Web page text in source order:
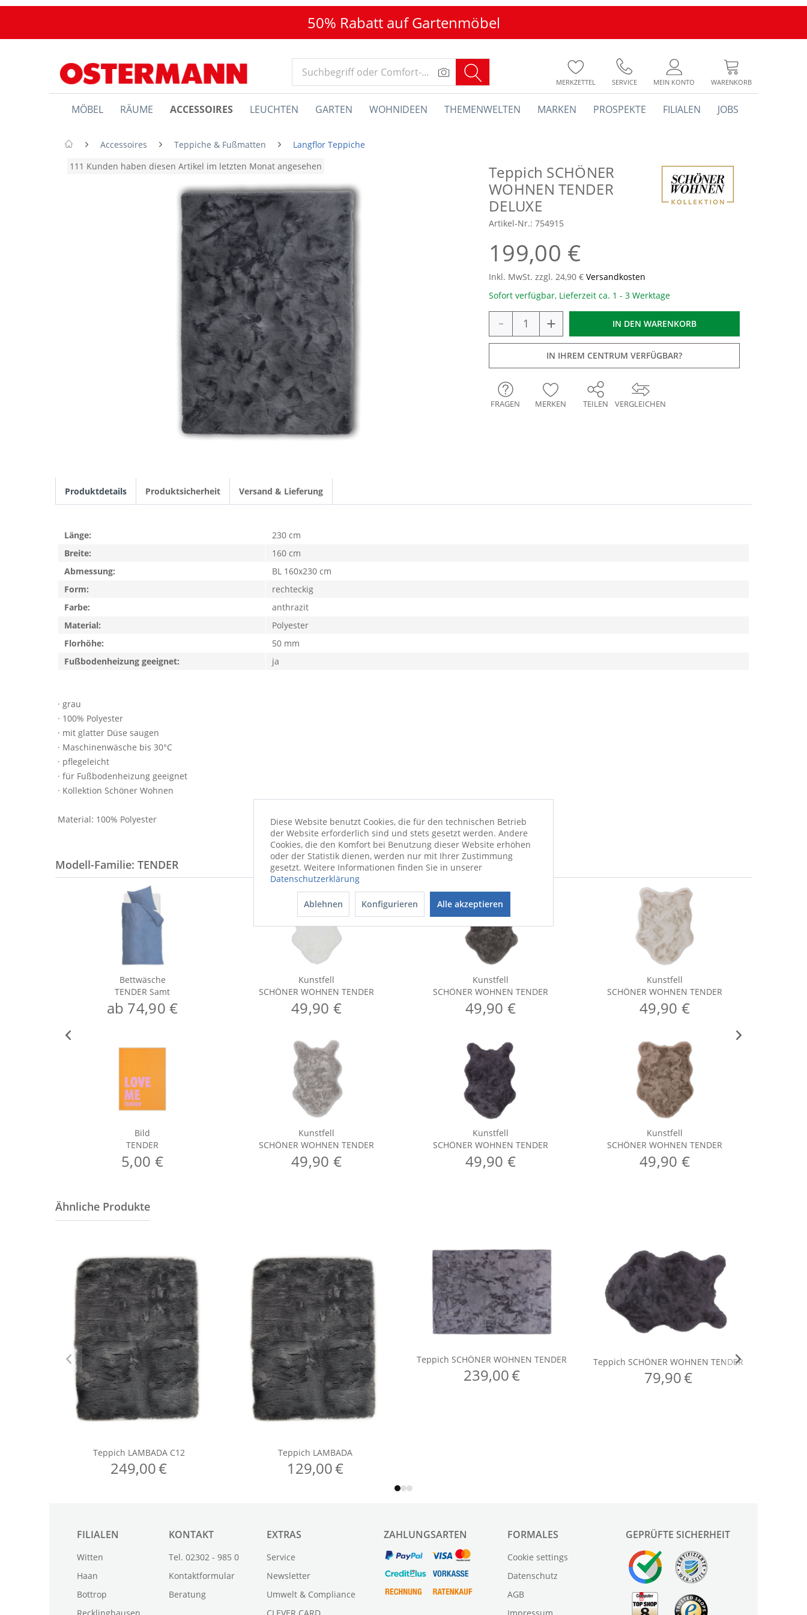
50% Rabatt auf Gartenmöbel
MERKZETTEL SERVICE MEIN KONTO WARENKORB
MÖBEL RÄUME ACCESSOIRES LEUCHTEN GARTEN WOHNIDEEN THEMENWELTEN MARKEN PROSPEKTE FILIALEN JOBS
Accessoires Teppiche & Fußmatten
Langflor Teppiche
111 Kunden haben diesen Artikel im letzten Monat angesehen
Teppich SCHÖNER
WOHNEN TENDER
DELUXE
Artikel-Nr.: 754915
199,00 €
Inkl. MwSt. zzgl. 24,90 € Versandkosten
Sofort verfügbar, Lieferzeit ca. 1 - 3 Werktage
- + IN DEN WARENKORB
IN IHREM CENTRUM VERFÜGBAR?
VERGLEICHEN
FRAGEN MERKEN TEILEN
Produktdetails Produktsicherheit Versand & Lieferung
· grau
· 100% Polyester
· mit glatter Düse saugen
· Maschinenwäsche bis 30°C
· pflegeleicht
· für Fußbodenheizung geeignet
· Kollektion Schöner Wohnen
Material: 100% Polyester
Länge:
230 cm
Breite:
160 cm
Abmessung:
BL 160x230 cm
Form:
rechteckig
Farbe:
anthrazit
Material:
Polyester
Florhöhe:
50 mm
Fußbodenheizung geeignet:
ja
Modell-Familie: TENDER
Bettwäsche
TENDER Samt
ab 74,90 €
Bild
TENDER
5,00 €
Kunstfell
SCHÖNER WOHNEN TENDER
49,90 €
Kunstfell
SCHÖNER WOHNEN TENDER
49,90 €
Kunstfell
SCHÖNER WOHNEN TENDER
49,90 €
Kunstfell
SCHÖNER WOHNEN TENDER
49,90 €
Kunstfell
SCHÖNER WOHNEN TENDER
49,90 €
Kunstfell
SCHÖNER WOHNEN TENDER
49,90 €
FILIALEN
Witten
Haan
Bottrop
KONTAKT
Tel. 02302 - 985 0
Kontaktformular
Beratung
EXTRAS
Service
Newsletter
Umwelt & Compliance
ZAHLUNGSARTEN FORMALES
Cookie settings
Datenschutz
AGB
GEPRÜFTE SICHERHEIT
Diese Website benutzt Cookies, die für den technischen Betrieb
der Website erforderlich sind und stets gesetzt werden. Andere
Cookies, die den Komfort bei Benutzung dieser Website erhöhen
oder der Statistik dienen, werden nur mit Ihrer Zustimmung
gesetzt. Weitere Informationen finden Sie in unserer
Datenschutzerklärung
Ablehnen Konfigurieren Alle akzeptieren